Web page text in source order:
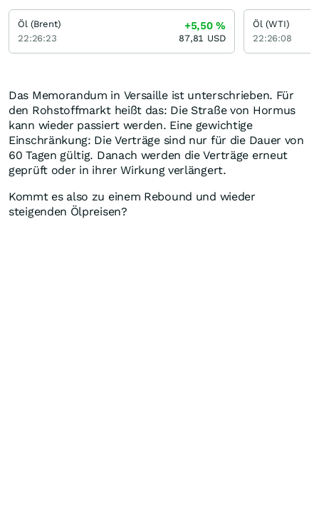
Das Memorandum in Versaille ist unterschrieben. Für
den Rohstoffmarkt heißt das: Die Straße von Hormus
kann wieder passiert werden. Eine gewichtige
Einschränkung: Die Verträge sind nur für die Dauer von
60 Tagen gültig. Danach werden die Verträge erneut
geprüft oder in ihrer Wirkung verlängert.
Kommt es also zu einem Rebound und wieder
steigenden Ölpreisen?
Öl (Brent)
22:26:23
+5,50%
87,81 USD
Öl (WTI)
22:26:08